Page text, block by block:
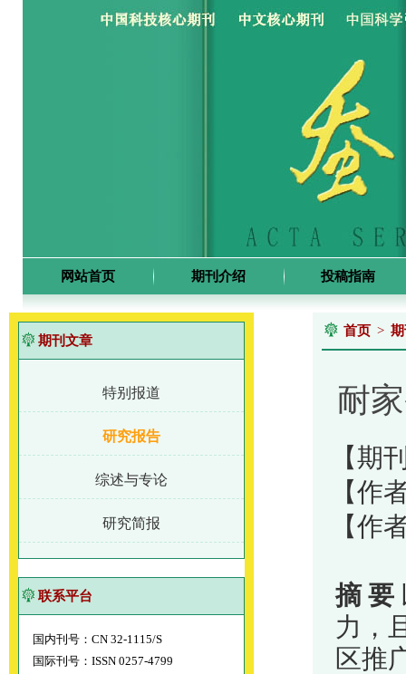
网站首页 期刊介绍 投稿指南
期刊文章
特别报道
研究报告
综述与专论
研究简报
联系平台
国内刊号：CN 32-1115/S
国际刊号：ISSN 0257-4799
首页 >
耐
【期
【作
【作
摘 要
力，
区推